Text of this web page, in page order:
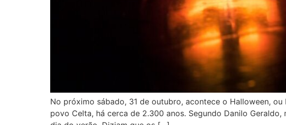
No próximo sábado, 31 de outubro, acontece o Halloween,
povo Celta, há cerca de 2.300 anos. Segundo Danilo